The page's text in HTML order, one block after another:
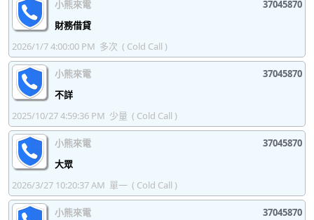
37045936
37045937
37045940
37045941 37045942
37045944
37045945
37045947
37045948
37045952
37045953 37045954
37045955
37045956
37045960
37045961 37045962
37045964
37045965
37045967
小熊來電
37045870
財務借貸
2026/1/7 4:00:00 PM 多次 ( Cold Call )
小熊來電
37045870
不詳
2025/10/27 4:59:36 PM 少量 ( Cold Call )
小熊來電
37045870
大眾
2026/3/27 10:20:37 AM 單一 ( Cold Call )
小熊來電
37045870